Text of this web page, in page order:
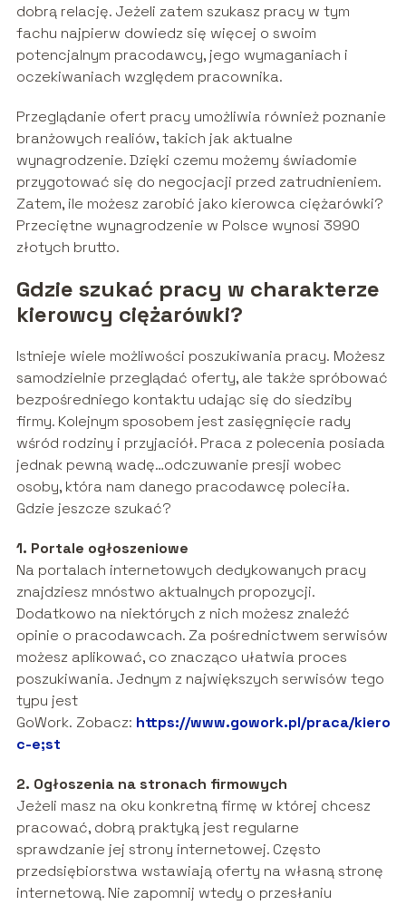
dobrą relację. Jeżeli zatem szukasz pracy w tym
fachu najpierw dowiedz się więcej o swoim
potencjalnym pracodawcy, jego wymaganiach i
oczekiwaniach względem pracownika.
Przeglądanie ofert pracy umożliwia również poznanie
branżowych realiów, takich jak aktualne
wynagrodzenie. Dzięki czemu możemy świadomie
przygotować się do negocjacji przed zatrudnieniem.
Zatem, ile możesz zarobić jako kierowca ciężarówki?
Przeciętne wynagrodzenie w Polsce wynosi 3990
złotych brutto.
Gdzie szukać pracy w charakterze
kierowcy ciężarówki?
Istnieje wiele możliwości poszukiwania pracy. Możesz
samodzielnie przeglądać oferty, ale także spróbować
bezpośredniego kontaktu udając się do siedziby
firmy. Kolejnym sposobem jest zasięgnięcie rady
wśród rodziny i przyjaciół. Praca z polecenia posiada
jednak pewną wadę…odczuwanie presji wobec
osoby, która nam danego pracodawcę poleciła.
Gdzie jeszcze szukać?
1. Portale ogłoszeniowe
Na portalach internetowych dedykowanych pracy
znajdziesz mnóstwo aktualnych propozycji.
Dodatkowo na niektórych z nich możesz znaleźć
opinie o pracodawcach. Za pośrednictwem serwisów
możesz aplikować, co znacząco ułatwia proces
poszukiwania. Jednym z największych serwisów tego
typu jest
GoWork. Zobacz: https://www.gowork.pl/praca/
c-e;st
2. Ogłoszenia na stronach firmowych
Jeżeli masz na oku konkretną firmę w której chcesz
pracować, dobrą praktyką jest regularne
sprawdzanie jej strony internetowej. Często
przedsiębiorstwa wstawiają oferty na własną stronę
internetową. Nie zapomnij wtedy o przesłaniu